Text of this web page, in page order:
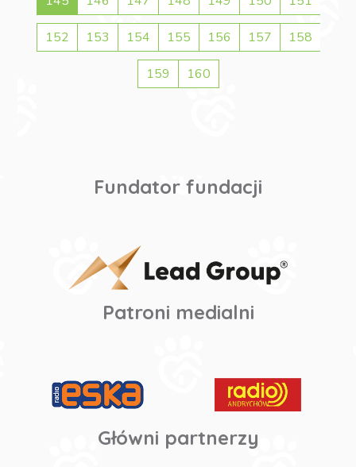
152 153 154 155 156 157 158
159 160
Fundator fundacji
Patroni medialni
Główni partnerzy